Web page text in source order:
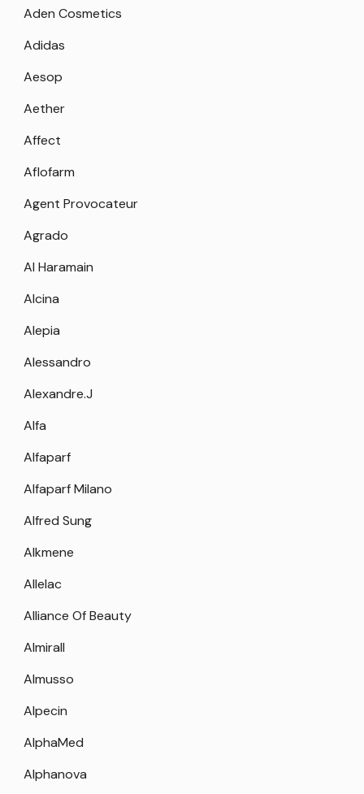
Aden Cosmetics
Adidas
Aesop
Aether
Affect
Aflofarm
Agent Provocateur
Agrado
Al Haramain
Alcina
Alepia
Alessandro
Alexandre.J
Alfa
Alfaparf
Alfaparf Milano
Alfred Sung
Alkmene
Allelac
Alliance Of Beauty
Almirall
Almusso
Alpecin
AlphaMed
Alphanova